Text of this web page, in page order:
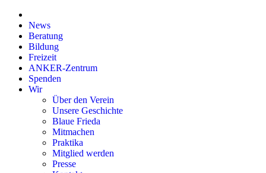
News
Beratung
Bildung
Freizeit
ANKER-Zentrum
Spenden
Wir
Über den Verein
Unsere Geschichte
Blaue Frieda
Mitmachen
Praktika
Mitglied werden
Presse